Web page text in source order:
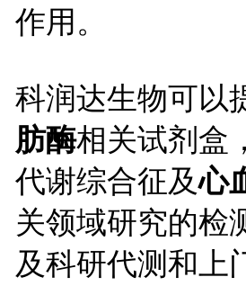
作用。
科润达生物可以
肪酶相关试剂盒
代谢综合征及心
关领域研究的检
及科研代测和上